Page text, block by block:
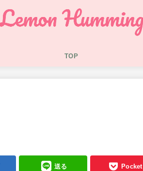
TOP
送る Pocket